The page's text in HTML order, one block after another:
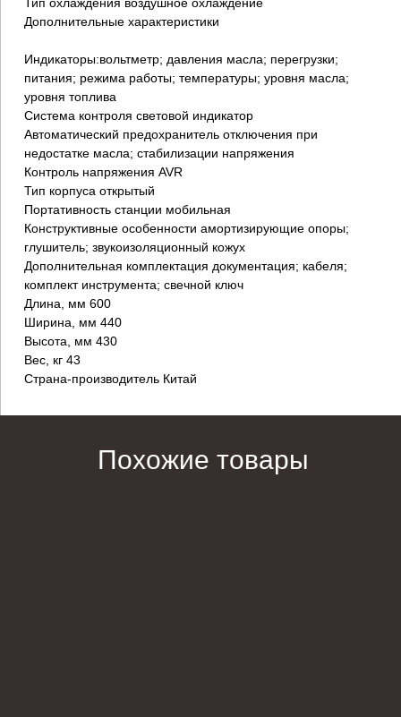
Тип охлаждения воздушное охлаждение
Дополнительные характеристики
Индикаторы:вольтметр; давления масла; перегрузки;
питания; режима работы; температуры; уровня масла;
уровня топлива
Система контроля световой индикатор
Автоматический предохранитель отключения при
недостатке масла; стабилизации напряжения
Контроль напряжения AVR
Тип корпуса открытый
Портативность станции мобильная
Конструктивные особенности амортизирующие опоры;
глушитель; звукоизоляционный кожух
Дополнительная комплектация документация; кабеля;
комплект инструмента; свечной ключ
Длина, мм 600
Ширина, мм 440
Высота, мм 430
Вес, кг 43
Страна-производитель Китай
Похожие товары